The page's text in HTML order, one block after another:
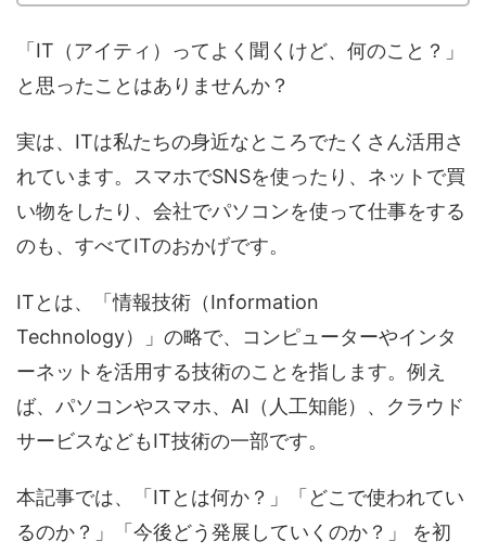
「IT（アイティ）ってよく聞くけど、何のこと？」
と思ったことはありませんか？
実は、ITは私たちの身近なところでたくさん活用さ
れています。スマホでSNSを使ったり、ネットで買
い物をしたり、会社でパソコンを使って仕事をする
のも、すべてITのおかげです。
ITとは、「情報技術（Information
Technology）」の略で、コンピューターやインタ
ーネットを活用する技術のことを指します。例え
ば、パソコンやスマホ、AI（人工知能）、クラウド
サービスなどもIT技術の一部です。
本記事では、「ITとは何か？」「どこで使われてい
るのか？」「今後どう発展していくのか？」 を初